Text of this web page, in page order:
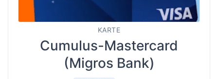
KARTE
Cumulus-Mastercard
(Migros Bank)